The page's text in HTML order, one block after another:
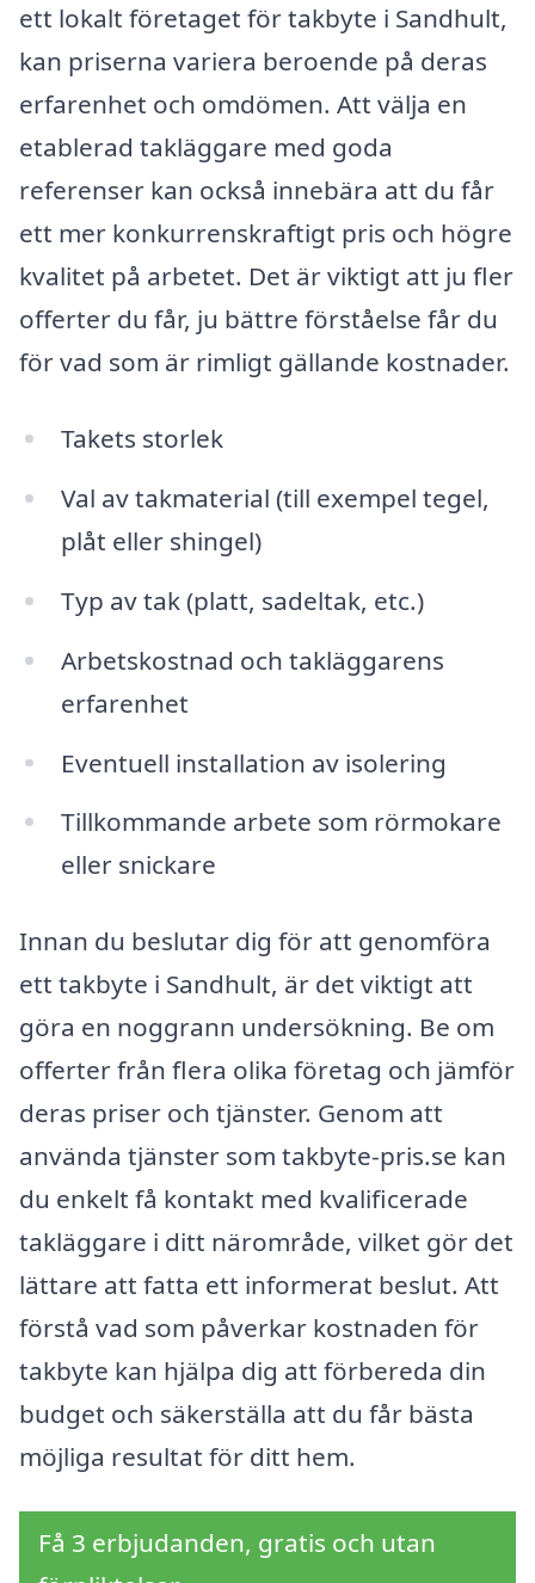
ett lokalt företaget för takbyte i Sandhult,
kan priserna variera beroende på deras
erfarenhet och omdömen. Att välja en
etablerad takläggare med goda
referenser kan också innebära att du får
ett mer konkurrenskraftigt pris och högre
kvalitet på arbetet. Det är viktigt att ju fler
offerter du får, ju bättre förståelse får du
för vad som är rimligt gällande kostnader.
Takets storlek
Val av takmaterial (till exempel tegel,
plåt eller shingel)
Typ av tak (platt, sadeltak, etc.)
Arbetskostnad och takläggarens
erfarenhet
Eventuell installation av isolering
Tillkommande arbete som rörmokare
eller snickare
Innan du beslutar dig för att genomföra
ett takbyte i Sandhult, är det viktigt att
göra en noggrann undersökning. Be om
offerter från flera olika företag och jämför
deras priser och tjänster. Genom att
använda tjänster som takbyte-pris.se kan
du enkelt få kontakt med kvalificerade
takläggare i ditt närområde, vilket gör det
lättare att fatta ett informerat beslut. Att
förstå vad som påverkar kostnaden för
takbyte kan hjälpa dig att förbereda din
budget och säkerställa att du får bästa
möjliga resultat för ditt hem.
Få 3 erbjudanden, gratis och utan